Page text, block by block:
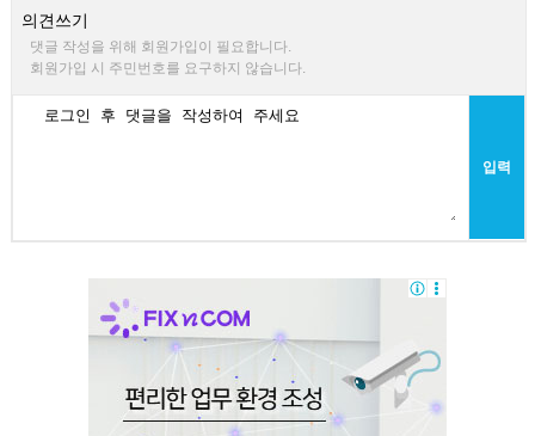
의견쓰기
댓글 작성을 위해 회원가입이 필요합니다.
회원가입 시 주민번호를 요구하지 않습니다.
입력